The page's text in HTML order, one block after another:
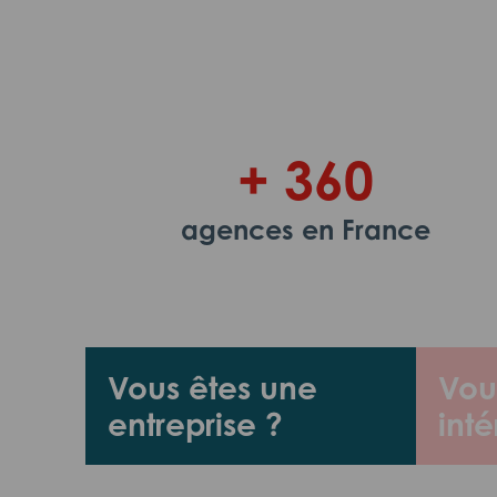
Vous êtes une
entreprise ?
+ 360
agences en France